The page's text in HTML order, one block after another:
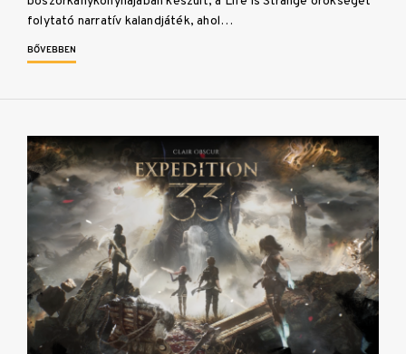
folytató narratív kalandjáték, ahol…
BŐVEBBEN